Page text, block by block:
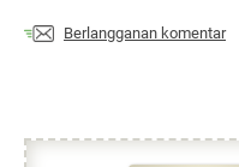
Berlangganan komentar